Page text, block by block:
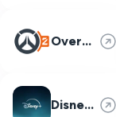
Overwatch 2
Disney Plus